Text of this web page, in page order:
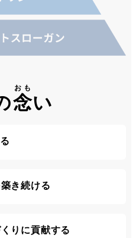
念
おも
い
き続ける
りに貢献する